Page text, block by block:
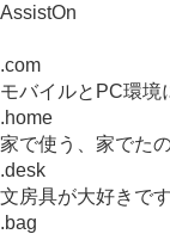
AssistOn
.com
モバイルとPC環境
.home
家で使う、家でた
.desk
文房具が大好きです
.bag